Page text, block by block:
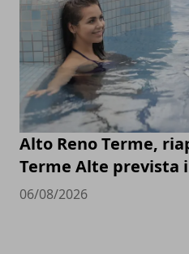
Alto Reno Terme,
Terme Alte prevista
06/08/2026